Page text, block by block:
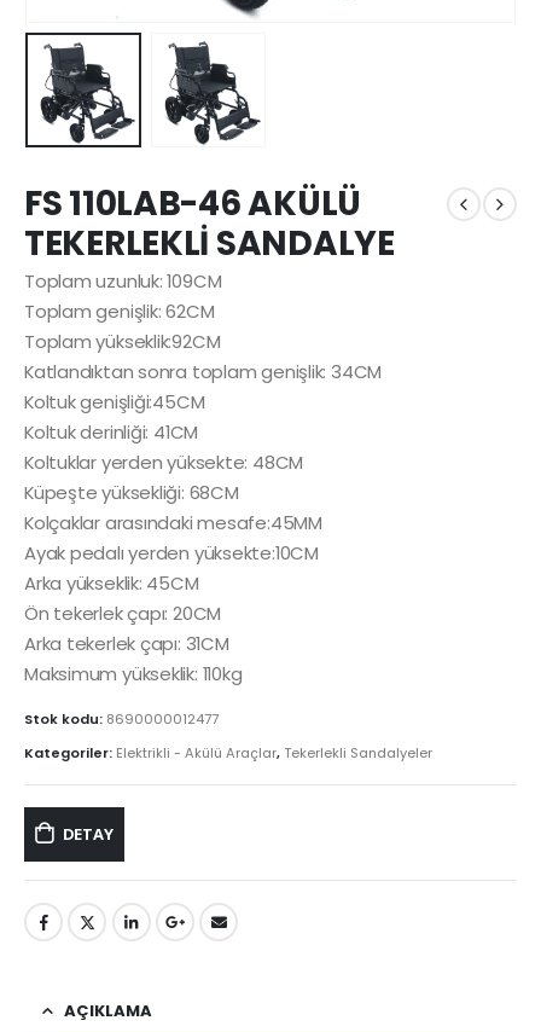
FS 110LAB-46 AKÜLÜ
TEKERLEKLİ SANDALYE
Toplam uzunluk: 109CM
Toplam genişlik: 62CM
Toplam yükseklik:92CM
Katlandıktan sonra toplam genişlik: 34CM
Koltuk genişliği:45CM
Koltuk derinliği: 41CM
Koltuklar yerden yüksekte: 48CM
Küpeşte yüksekliği: 68CM
Kolçaklar arasındaki mesafe:45MM
Ayak pedalı yerden yüksekte:10CM
Arka yükseklik: 45CM
Ön tekerlek çapı: 20CM
Arka tekerlek çapı: 31CM
Maksimum yükseklik: 110kg
Stok kodu: 8690000012477
Kategoriler: Elektrikli - Akülü Araçlar,Tekerlekli Sandalyeler
DETAY
AÇIKLAMA